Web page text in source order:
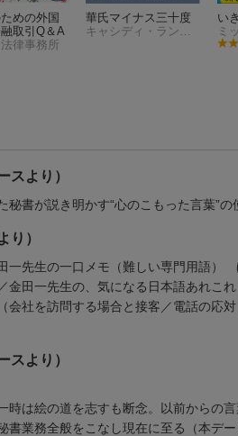
めの外国
取引Q＆A
律事務所
華氏マイナス三十度
い
スより）
秘書が説き明かす“心のこもった言葉”
り）
先生の一口メモ（難しい専門用語）
田一先生の、気になる日本語あれこ
社を訪問する場合と接客／電話の
スより）
時は絵の道を志すも断念。以前からの
書業務全般をこなし現在に至る（本デ